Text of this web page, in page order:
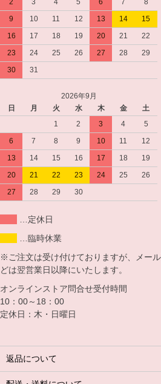
2
3 4 5 6 7
8
9
10 11 12 13 14
15
16
17 18 19 20 21
22
23
24 25 26 27 28
29
30
31
2026年9月
日
月 火 水 木 金
土
1
2 3 4
5
6
7 8 9 10 11
12
13
14 15 16 17 18
19
20
21 22 23 24 25
26
27
28 29 30
…定休日
…臨時休業
※ご注文は受け付けておりますが、メー
どは翌営業日以降にいたします。
オンラインストア問合せ受付時間
10：00～18：00
定休日：木・日曜日
返品について